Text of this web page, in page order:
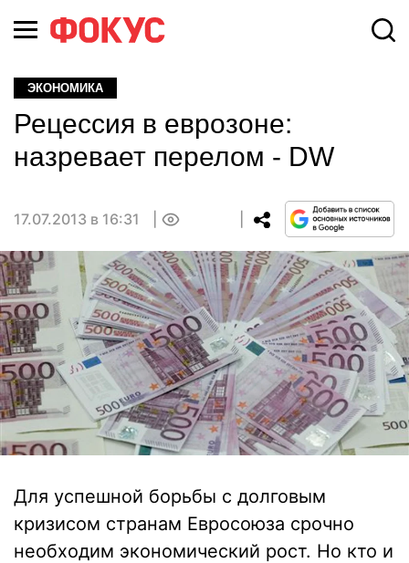
ЭКОНОМИКА
Рецессия в еврозоне:
назревает перелом - DW
17.07.2013 в 16:31
Для успешной борьбы с долговым
кризисом странам Евросоюза срочно
необходим экономический рост. Но кто и